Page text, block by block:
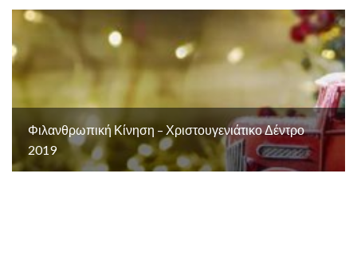
Φιλανθρωπική Κίνηση – Χριστουγενιάτικο Δέντρο
2019